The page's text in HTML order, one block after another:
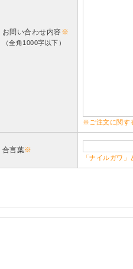
お問い合わせ内容※
（全角1000字以下）
※ご注文に関す
合言葉※
「ナイルガワ